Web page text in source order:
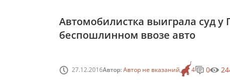
Автомобилистка выиграла суд у
беспошлинном ввозе авто
27.12.2016Автор:Автор не вказаний 4 0